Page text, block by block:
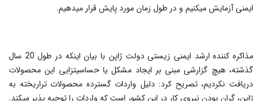
ایمنی آزمایش می‎کنیم و در طول زمان مورد پایش قرار می‎دهیم.
مذاکره کننده ارشد ایمنی زیستی دولت ژاپن با بیان اینکه در طول 20 سال
گذشته، هیچ گزارشی مبنی بر ایجاد مشکل یا حساسیت‎زایی این محصولات
دریافت نکردیم، تصریح کرد: دلیل واردات گسترده محصولات تراریخته به
ژاپن، گران بودن نیروی کار در این کشور است که واردات را توجیه پذیر می‎کند.